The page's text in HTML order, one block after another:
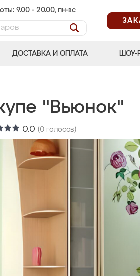
9.00 - 20.00, пн-вс
ДОСТАВКА И ОПЛАТА ШОУ-
"Вьюнок"
0.0 (0 голосов)